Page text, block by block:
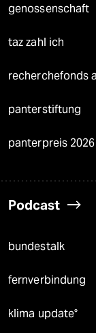
genossenschaft
taz zahl ich
recherchefonds
panterstiftung
panterpreis 2026
Podcast
bundestalk
fernverbindung
klima update°